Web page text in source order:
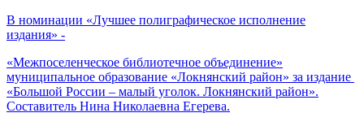
В номинации «Лучшее полиграфическое исполнение
издания» -
«Межпоселенческое библиотечное объединение»
муниципальное образование «Локнянский район» за издание
«Большой России – малый уголок. Локнянский район».
Составитель Нина Николаевна Егерева.